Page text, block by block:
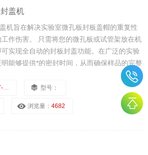
盖机
机旨在解决实验室微孔板封板盖帽的重复性
作伤害。 只需将您的微孔板或试管架放在机
实现全自动的封板封盖功能。在广泛的实验
能够提供*的密封时间，从而确保样品的完整
，聚丙烯，PTFE，TPE或Santoprene盖垫牢
精密密封。 型号：
浏览量：4682